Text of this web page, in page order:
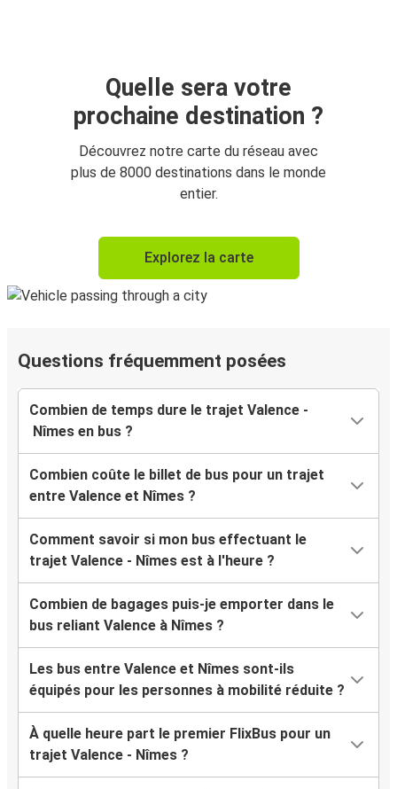
Quelle sera votre
prochaine destination ?
Découvrez notre carte du réseau avec
plus de 8000 destinations dans le monde
entier.
Explorez la carte
Questions fréquemment posées
Combien de temps dure le trajet Valence -
Nîmes en bus ?
Combien coûte le billet de bus pour un trajet
entre Valence et Nîmes ?
Comment savoir si mon bus effectuant le
trajet Valence - Nîmes est à l'heure ?
Combien de bagages puis-je emporter dans le
bus reliant Valence à Nîmes ?
Les bus entre Valence et Nîmes sont-ils
équipés pour les personnes à mobilité réduite ?
À quelle heure part le premier FlixBus pour un
trajet Valence - Nîmes ?